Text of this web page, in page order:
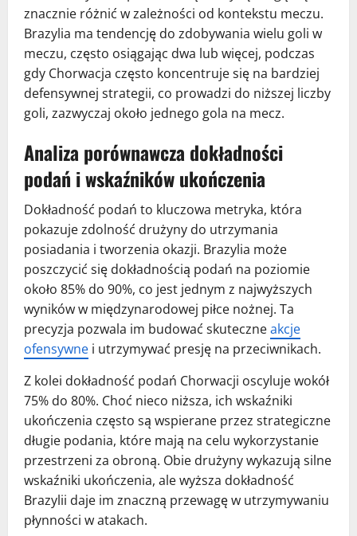
znacznie różnić w zależności od kontekstu meczu.
Brazylia ma tendencję do zdobywania wielu goli w
meczu, często osiągając dwa lub więcej, podczas
gdy Chorwacja często koncentruje się na bardziej
defensywnej strategii, co prowadzi do niższej liczby
goli, zazwyczaj około jednego gola na mecz.
Analiza porównawcza dokładności
podań i wskaźników ukończenia
Dokładność podań to kluczowa metryka, która
pokazuje zdolność drużyny do utrzymania
posiadania i tworzenia okazji. Brazylia może
poszczycić się dokładnością podań na poziomie
około 85% do 90%, co jest jednym z najwyższych
wyników w międzynarodowej piłce nożnej. Ta
precyzja pozwala im budować skuteczneakcje
ofensywne i utrzymywać presję na przeciwnikach.
Z kolei dokładność podań Chorwacji oscyluje wokół
75% do 80%. Choć nieco niższa, ich wskaźniki
ukończenia często są wspierane przez strategiczne
długie podania, które mają na celu wykorzystanie
przestrzeni za obroną. Obie drużyny wykazują silne
wskaźniki ukończenia, ale wyższa dokładność
Brazylii daje im znaczną przewagę w utrzymywaniu
płynności w atakach.